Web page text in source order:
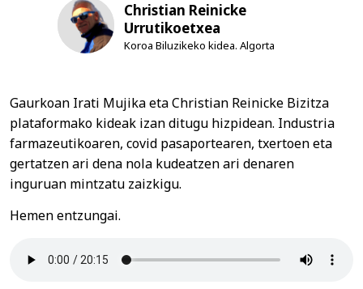
Christian Reinicke
Urrutikoetxea
Koroa Biluzikeko kidea. Algorta
Gaurkoan Irati Mujika eta Christian Reinicke Bizitza
plataformako kideak izan ditugu hizpidean. Industria
farmazeutikoaren, covid pasaportearen, txertoen eta
gertatzen ari dena nola kudeatzen ari denaren
inguruan mintzatu zaizkigu.
Hemen entzungai.